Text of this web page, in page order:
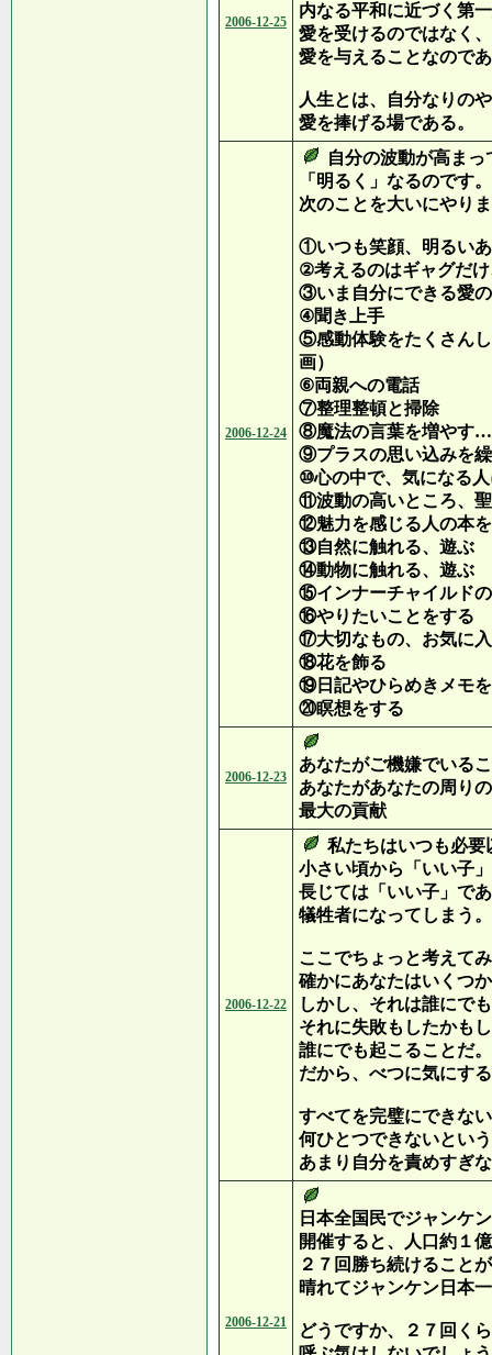
2006-12-25
内なる平和に近づく第
愛を受けるのではなく、
愛を与えることなので
人生とは、自分なりの
愛を捧げる場である。
2006-12-24
自分の波動が高ま
「明るく」なるのです。
次のことを大いにやり
①いつも笑顔、明るい
②考えるのはギャグだ
③いま自分にできる愛
④聞き上手
⑤感動体験をたくさん
画）
⑥両親への電話
⑦整理整頓と掃除
⑧魔法の言葉を増やす…
⑨プラスの思い込みを
⑩心の中で、気になる
⑪波動の高いところ、
⑫魅力を感じる人の本
⑬自然に触れる、遊ぶ
⑭動物に触れる、遊ぶ
⑮インナーチャイルド
⑯やりたいことをする
⑰大切なもの、お気に
⑱花を飾る
⑲日記やひらめきメモ
⑳瞑想をする
2006-12-23
あなたがご機嫌でいる
あなたがあなたの周り
最大の貢献
2006-12-22
私たちはいつも必要
小さい頃から「いい子
長じては「いい子」で
犠牲者になってしまう
ここでちょっと考えて
確かにあなたはいくつ
しかし、それは誰にで
それに失敗もしたかも
誰にでも起こることだ。
だから、べつに気にす
すべてを完璧にできな
何ひとつできないとい
あまり自分を責めすぎ
2006-12-21
日本全国民でジャンケ
開催すると、人口約１
２７回勝ち続けること
晴れてジャンケン日本
どうですか、２７回く